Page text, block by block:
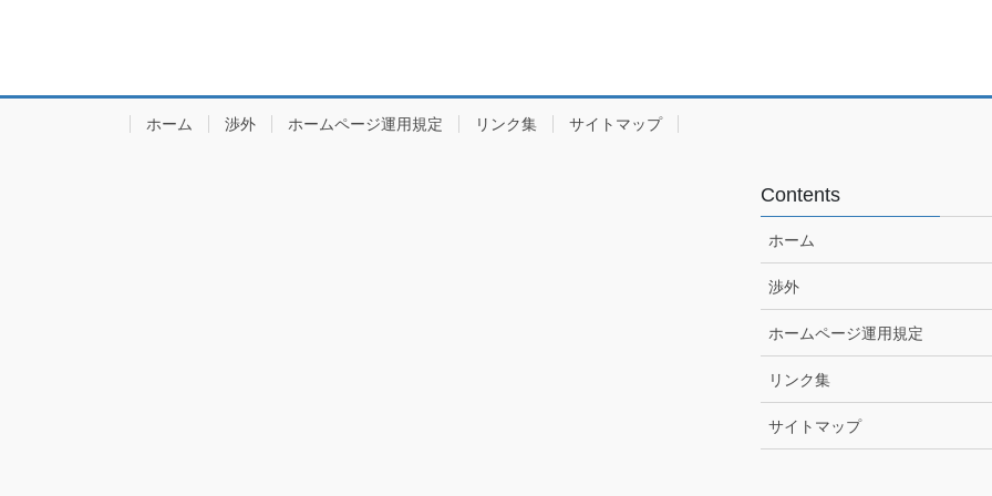
ホーム 渉外 ホームページ運用規定 リンク集 サイトマップ
Contents
ホーム
渉外
ホームページ運用規定
リンク集
サイトマップ